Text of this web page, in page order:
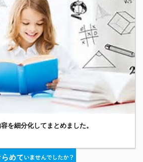
を細分化してまとめました。